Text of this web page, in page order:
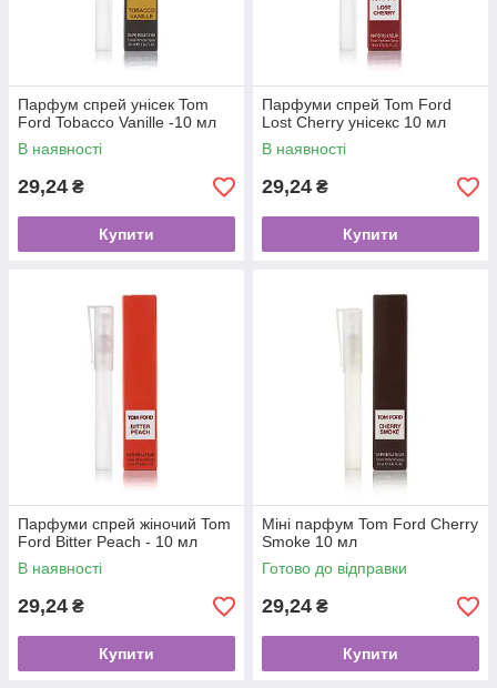
Парфум спрей унісек Tom
Ford Tobacco Vanille -10 мл
В наявності
29,24 ₴
Купити
Парфуми спрей Tom Ford
Lost Cherry унісекс 10 мл
В наявності
29,24 ₴
Купити
Парфуми спрей жіночий Tom
Ford Bitter Peach - 10 мл
В наявності
29,24 ₴
Купити
Міні парфум Tom Ford Cherry
Smoke 10 мл
Готово до відправки
29,24 ₴
Купити